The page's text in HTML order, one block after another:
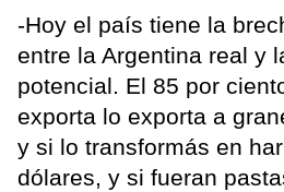
-Hoy el país tiene la
entre la Argentina real y
potencial. El 85 por
exporta lo exporta a
y si lo transformás en
dólares, y si fueran